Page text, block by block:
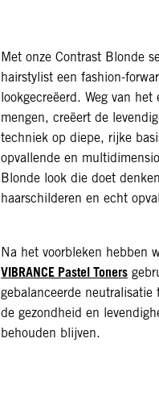
Met onze Contrast Blonde
hairstylist een fashion-
lookgecreëerd. Weg van het
mengen, creëert de
techniek op diepe, rijke
opvallende en
Blonde look die doet
haarschilderen en echt
Na het voorbleken hebben
VIBRANCE Pastel Toners
gebalanceerde neutralisatie
de gezondheid en
behouden blijven.